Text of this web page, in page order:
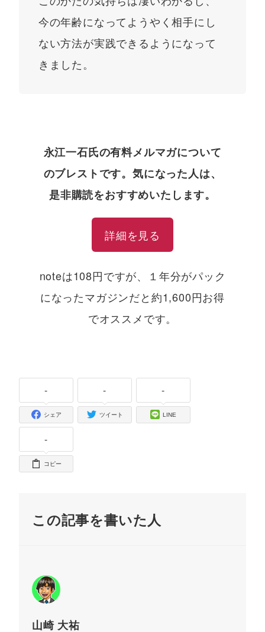
今の年齢になってようやく相手にし
ない方法が実践できるようになって
きました。
永江一石氏の有料メルマガについて
のブレストです。気になった人は、
是非購読をおすすめいたします。
詳細を見る
noteは108円ですが、１年分がパック
になったマガジンだと約1,600円お得
でオススメです。
-
シェア
-
ツイート
-
LINE
-
コピー
この記事を書いた人
山崎 大祐